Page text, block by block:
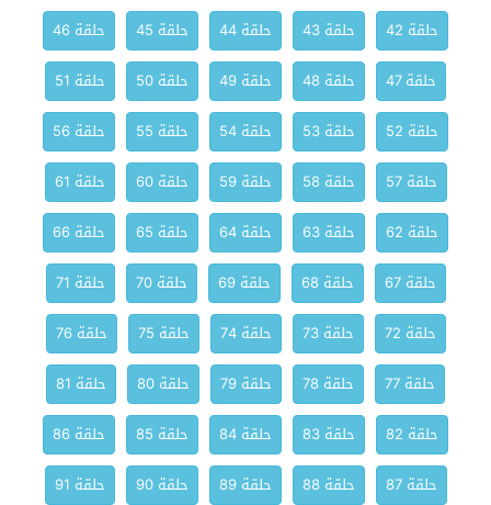
حلقة 42
حلقة 43 حلقة 44 حلقة 45
حلقة 46
حلقة 47
حلقة 48 حلقة 49 حلقة 50
حلقة 51
حلقة 52
حلقة 53 حلقة 54 حلقة 55
حلقة 56
حلقة 57
حلقة 58 حلقة 59 حلقة 60
حلقة 61
حلقة 62
حلقة 63 حلقة 64 حلقة 65
حلقة 66
حلقة 67
حلقة 68 حلقة 69 حلقة 70
حلقة 71
حلقة 72
حلقة 73 حلقة 74 حلقة 75
حلقة 76
حلقة 77
حلقة 78 حلقة 79 حلقة 80
حلقة 81
حلقة 82
حلقة 83 حلقة 84 حلقة 85
حلقة 86
حلقة 87
حلقة 88 حلقة 89 حلقة 90
حلقة 91